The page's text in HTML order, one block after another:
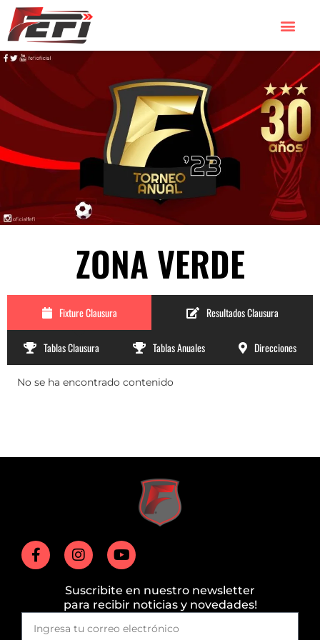
ZONA VERDE
Fixture Clausura Resultados Clausura
Tablas Clausura Tablas Anuales Direcciones
No se ha encontrado contenido
Suscribite en nuestro newsletter
para recibir noticias y novedades!